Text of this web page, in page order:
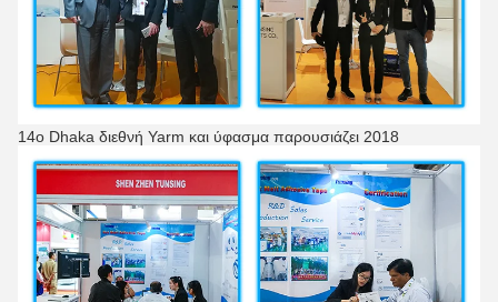
14ο Dhaka διεθνή Yarm και ύφασμα παρουσιάζει 2018